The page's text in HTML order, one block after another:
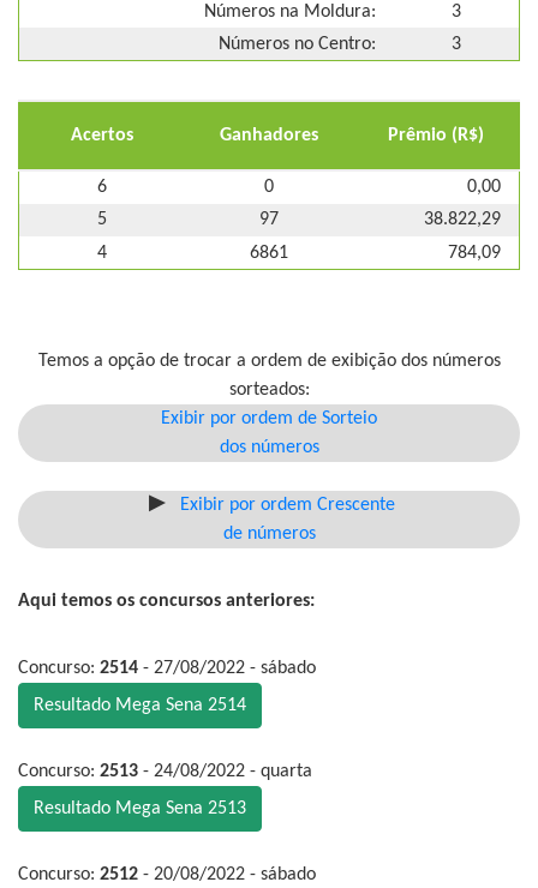
Números na Moldura:
3
Números no Centro:
3
Acertos Ganhadores Prêmio (R$)
6 0
0,00
5
97
38.822,29
4
6861 784,09
Temos a opção de trocar a ordem de exibição dos números
sorteados:
Exibir por ordem de Sorteio
dos números
Exibir por ordem Crescente
de números
Aqui temos os concursos anteriores:
Concurso: 2514 - 27/08/2022 - sábado
Resultado Mega Sena 2514
Concurso: 2513 - 24/08/2022 - quarta
Resultado Mega Sena 2513
Concurso: 2512 - 20/08/2022 - sábado